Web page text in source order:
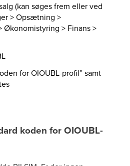
(kan søges frem eller ved
> Opsætning >
Økonomistyring > Finans >
for OIOUBL-profil” samt
koden for OIOUBL-